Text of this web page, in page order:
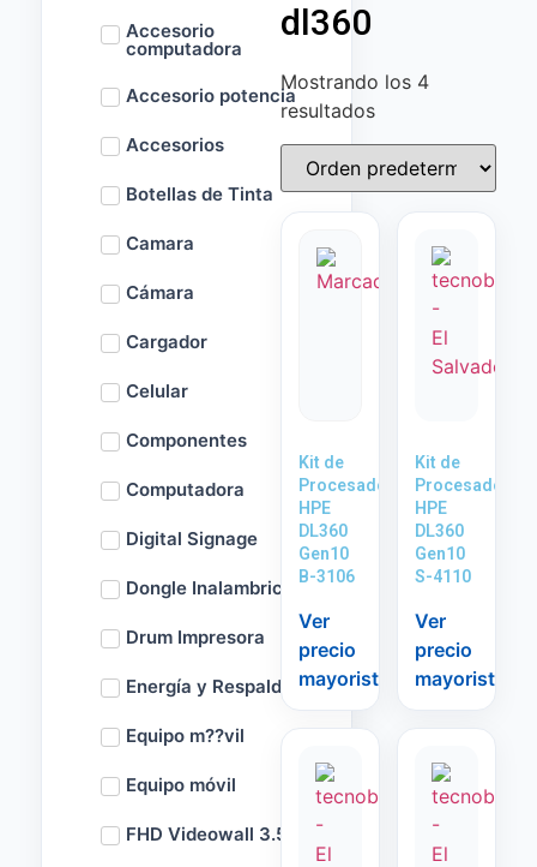
Accesorio
computadora
Accesorio potencia
Accesorios
Botellas de Tinta
Camara
Cámara
Cargador
Celular
Componentes
Computadora
Digital Signage
Dongle Inalambrico
Drum Impresora
Energía y Respaldo
Equipo m??vil
Equipo móvil
FHD Videowall 3.5m
dl360
Mostrando los 4
resultados
Kit de
Procesador
HPE
DL360
Gen10
B-3106
Ver
precio
mayorista
Kit de
Procesador
HPE
DL360
Gen10
S-4110
Ver
precio
mayorista